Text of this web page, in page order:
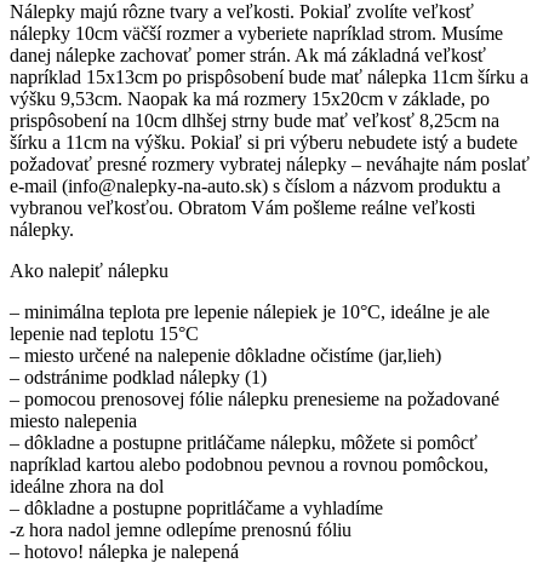
Nálepky majú rôzne tvary a veľkosti. Pokiaľ zvolíte veľkosť
nálepky 10cm väčší rozmer a vyberiete napríklad strom. Musíme
danej nálepke zachovať pomer strán. Ak má základná veľkosť
napríklad 15x13cm po prispôsobení bude mať nálepka 11cm šírku a
výšku 9,53cm. Naopak ka má rozmery 15x20cm v základe, po
prispôsobení na 10cm dlhšej strny bude mať veľkosť 8,25cm na
šírku a 11cm na výšku. Pokiaľ si pri výberu nebudete istý a budete
požadovať presné rozmery vybratej nálepky – neváhajte nám poslať
e-mail (info@nalepky-na-auto.sk) s číslom a názvom produktu a
vybranou veľkosťou. Obratom Vám pošleme reálne veľkosti
nálepky.
Ako nalepiť nálepku
– minimálna teplota pre lepenie nálepiek je 10°C, ideálne je ale
lepenie nad teplotu 15°C
– miesto určené na nalepenie dôkladne očistíme (jar,lieh)
– odstránime podklad nálepky (1)
– pomocou prenosovej fólie nálepku prenesieme na požadované
miesto nalepenia
– dôkladne a postupne pritláčame nálepku, môžete si pomôcť
napríklad kartou alebo podobnou pevnou a rovnou pomôckou,
ideálne zhora na dol
– dôkladne a postupne popritláčame a vyhladíme
-z hora nadol jemne odlepíme prenosnú fóliu
– hotovo! nálepka je nalepená